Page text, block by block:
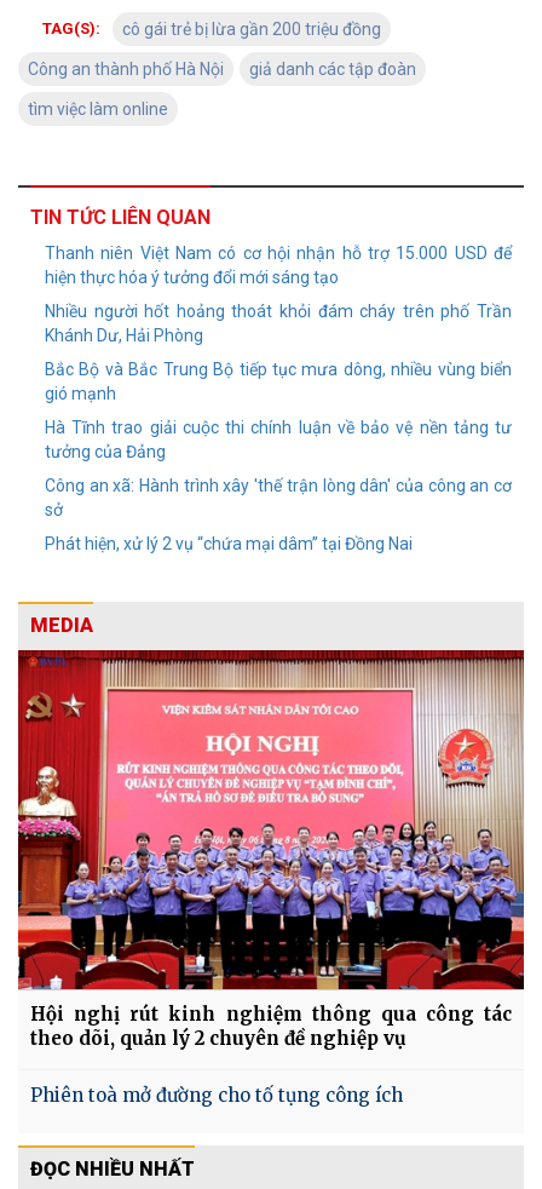
TAG(S): cô gái trẻ bị lừa gần 200 triệu đồng
Công an thành phố Hà Nội giả danh các tập đoàn
tìm việc làm online
TIN TỨC LIÊN QUAN
Thanh niên Việt Nam có cơ hội nhận hỗ trợ 15.000 USD để
hiện thực hóa ý tưởng đổi mới sáng tạo
Nhiều người hốt hoảng thoát khỏi đám cháy trên phố Trần
Khánh Dư, Hải Phòng
Bắc Bộ và Bắc Trung Bộ tiếp tục mưa dông, nhiều vùng biển
gió mạnh
Hà Tĩnh trao giải cuộc thi chính luận về bảo vệ nền tảng tư
tưởng của Đảng
Công an xã: Hành trình xây 'thế trận lòng dân' của công an cơ
sở
Phát hiện, xử lý 2 vụ “chứa mại dâm” tại Đồng Nai
MEDIA
Hội nghị rút kinh nghiệm thông qua công tác
theo dõi, quản lý 2 chuyên đề nghiệp vụ
Phiên toà mở đường cho tố tụng công ích
ĐỌC NHIỀU NHẤT